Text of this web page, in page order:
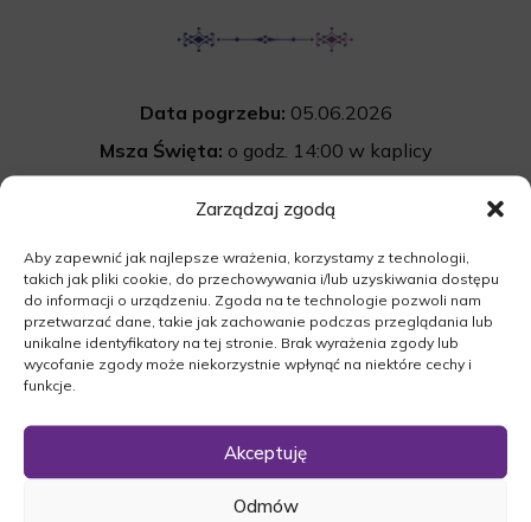
Zarządzaj zgodą
Aby zapewnić jak najlepsze wrażenia, korzystamy z technologii,
takich jak pliki cookie, do przechowywania i/lub uzyskiwania dostępu
do informacji o urządzeniu. Zgoda na te technologie pozwoli nam
przetwarzać dane, takie jak zachowanie podczas przeglądania lub
unikalne identyfikatory na tej stronie. Brak wyrażenia zgody lub
wycofanie zgody może niekorzystnie wpłynąć na niektóre cechy i
funkcje.
Akceptuję
Odmów
Data pogrzebu: 05.06.2026
Msza Święta: o godz. 14:00 w kaplicy
Międzyrzecka 12B, 66-440 Skwierzyna
Cmentarz:Uroczystość pogrzebowa
rozpocznie się po mszy św. na cmentarzu
komunalnym w Skwierzynie.
Międzyrzecka 12B, 66-440 Skwierzyna